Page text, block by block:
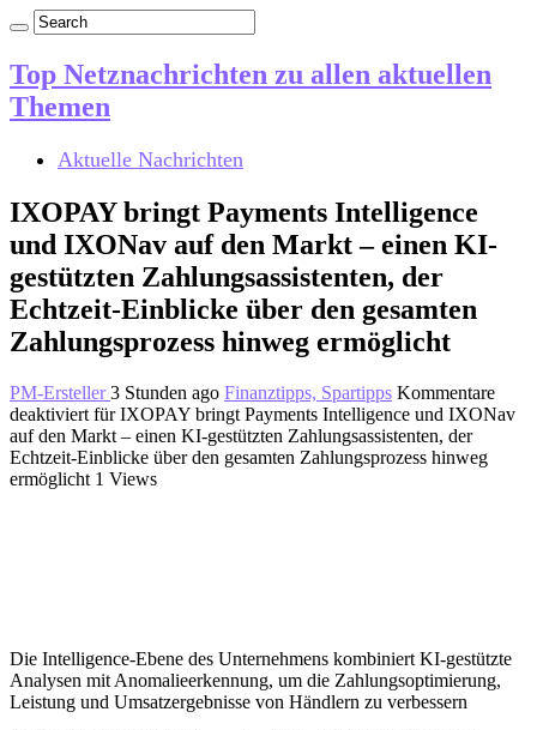
Top Netznachrichten zu allen aktuellen
Themen
Aktuelle Nachrichten
IXOPAY bringt Payments Intelligence
und IXONav auf den Markt – einen KI-
gestützten Zahlungsassistenten, der
Echtzeit-Einblicke über den gesamten
Zahlungsprozess hinweg ermöglicht
PM-Ersteller3 Stunden ago Finanztipps, Spartipps Kommentare
deaktiviert für IXOPAY bringt Payments Intelligence und IXONav
auf den Markt – einen KI-gestützten Zahlungsassistenten, der
Echtzeit-Einblicke über den gesamten Zahlungsprozess hinweg
ermöglicht 1 Views
Die Intelligence-Ebene des Unternehmens kombiniert KI-gestützte
Analysen mit Anomalieerkennung, um die Zahlungsoptimierung,
Leistung und Umsatzergebnisse von Händlern zu verbessern